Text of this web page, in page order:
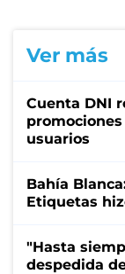
Ver más
Cuenta DNI
usuarios
Bahía
Etiquetas
"Hasta
despedida